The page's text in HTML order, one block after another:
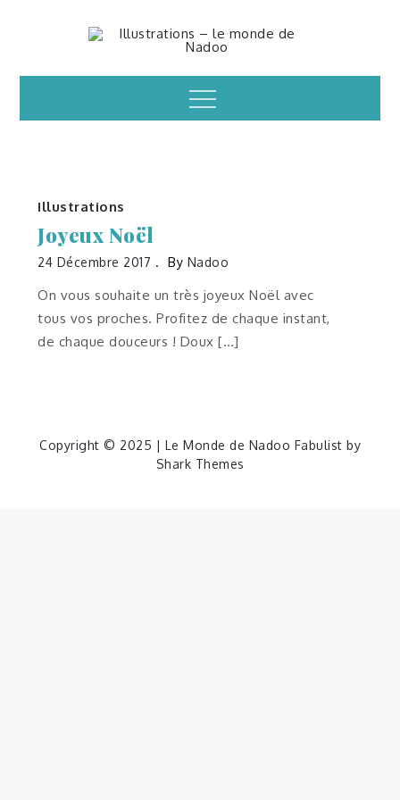
Illustrations – le
monde de Nadoo
Menu
Illustrations
Joyeux Noël
24 Décembre 2017 By Nadoo
On vous souhaite un très joyeux Noël avec
tous vos proches. Profitez de chaque instant,
de chaque douceurs ! Doux […]
Copyright © 2025 | Le Monde de Nadoo Fabulist by
Shark Themes